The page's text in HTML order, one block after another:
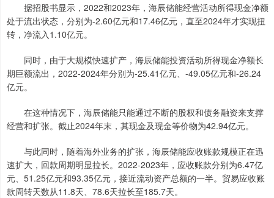
据招股书显示，2022和2023年，海辰储能经营活动所得现金净额
处于流出状态，分别为-2.60亿元和17.46亿元，直至2024年才实现扭
转，净流入1.10亿元。
同时，由于大规模快速扩产，海辰储能投资活动所得现金净额长
期巨额流出，2022-2024年分别为-25.41亿元、-49.05亿元和-26.24
亿元。
在这种情况下，海辰储能只能通过不断的股权和债务融资来支撑
经营和扩张。截止2024年末，其现金及现金等价物为42.94亿元。
与此同时，随着海外业务的扩张，海辰储能应收账款规模正在迅
速扩大，回款周期明显拉长。2022-2023年，应收账款分别为6.47亿
元、51.25亿元和93.35亿元，接近流动资产总额的一半。贸易应收账
款周转天数从11.8天、78.6天拉长至185.7天。